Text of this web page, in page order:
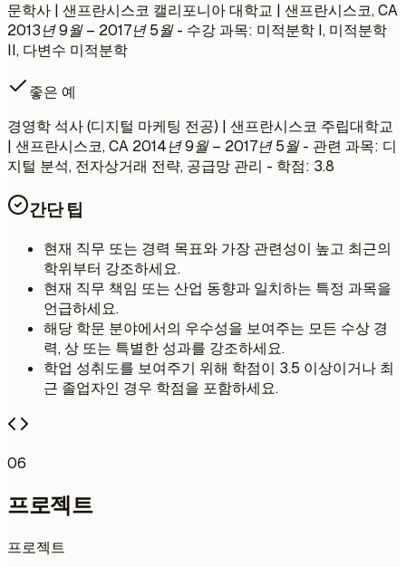
문학사 | 샌프란시스코 캘리포니아 대학교 | 샌프란시스코, CA
2013년 9월 – 2017년 5월- 수강 과목: 미적분학 I, 미적분학
II, 다변수 미적분학
좋은 예
경영학 석사 (디지털 마케팅 전공) | 샌프란시스코 주립대학교
| 샌프란시스코, CA 2014년 9월 – 2017년 5월- 관련 과목: 디
지털 분석, 전자상거래 전략, 공급망 관리 - 학점: 3.8
간단 팁
현재 직무 또는 경력 목표와 가장 관련성이 높고 최근의
학위부터 강조하세요.
현재 직무 책임 또는 산업 동향과 일치하는 특정 과목을
언급하세요.
해당 학문 분야에서의 우수성을 보여주는 모든 수상 경
력, 상 또는 특별한 성과를 강조하세요.
학업 성취도를 보여주기 위해 학점이 3.5 이상이거나 최
근 졸업자인 경우 학점을 포함하세요.
06
프로젝트
프로젝트